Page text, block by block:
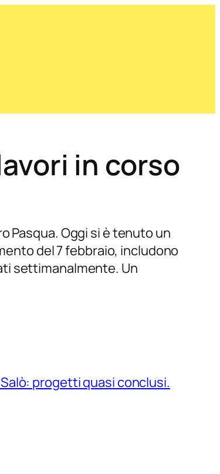
in corso
Pasqua. Oggi si è tenuto un
del 7 febbraio, includono
settimanalmente. Un
progetti quasi conclusi.